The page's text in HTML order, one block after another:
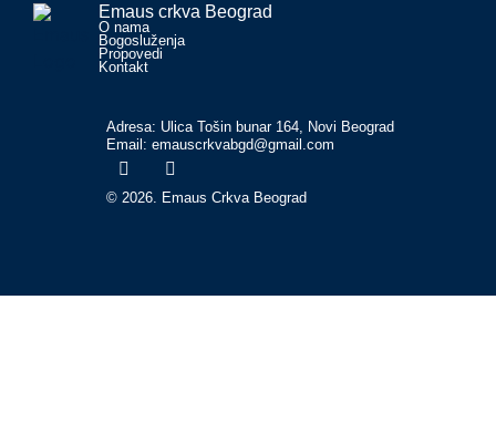
Emaus crkva Beograd
O nama
Bogosluženja
Propovedi
Kontakt
Adresa: Ulica Tošin bunar 164, Novi Beograd
Email: emauscrkvabgd@gmail.com
© 2026. Emaus Crkva Beograd